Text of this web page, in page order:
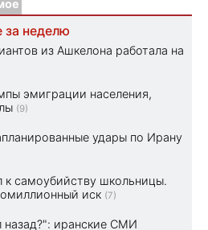
неделю
из Ашкелона работала на
эмиграции населения,
(9)
удары по Ирану
к самоубийству школьницы.
иск (7)
иранские СМИ